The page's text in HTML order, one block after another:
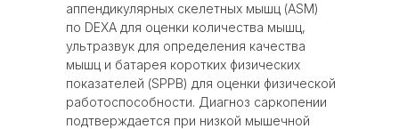
аппендикулярных скелетных мышц (ASM)
по DEXA для оценки количества мышц,
ультразвук для определения качества
мышц и батарея коротких физических
показателей (SPPB) для оценки физической
работоспособности. Диагноз саркопении
подтверждается при низкой мышечной